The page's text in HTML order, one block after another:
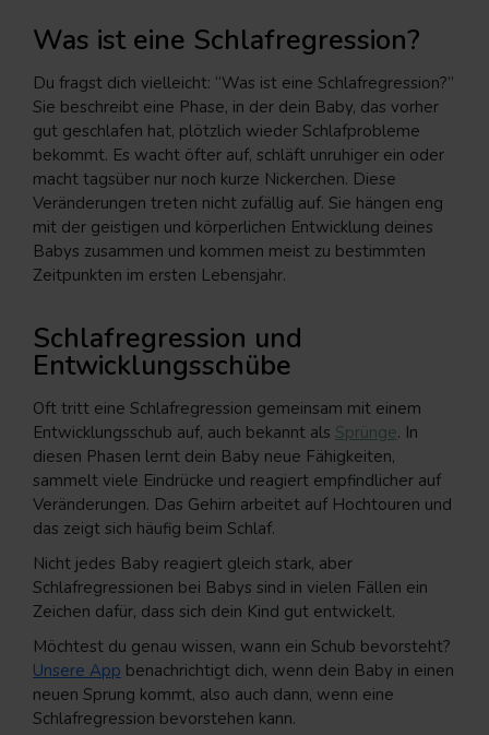
Was ist eine Schlafregression?
Du fragst dich vielleicht: “Was ist eine Schlafregression?”
Sie beschreibt eine Phase, in der dein Baby, das vorher
gut geschlafen hat, plötzlich wieder Schlafprobleme
bekommt. Es wacht öfter auf, schläft unruhiger ein oder
macht tagsüber nur noch kurze Nickerchen. Diese
Veränderungen treten nicht zufällig auf. Sie hängen eng
mit der geistigen und körperlichen Entwicklung deines
Babys zusammen und kommen meist zu bestimmten
Zeitpunkten im ersten Lebensjahr.
Schlafregression und
Entwicklungsschübe
Oft tritt eine Schlafregression gemeinsam mit einem
Entwicklungsschub auf, auch bekannt als Sprünge. In
diesen Phasen lernt dein Baby neue Fähigkeiten,
sammelt viele Eindrücke und reagiert empfindlicher auf
Veränderungen. Das Gehirn arbeitet auf Hochtouren und
das zeigt sich häufig beim Schlaf.
Nicht jedes Baby reagiert gleich stark, aber
Schlafregressionen bei Babys sind in vielen Fällen ein
Zeichen dafür, dass sich dein Kind gut entwickelt.
Möchtest du genau wissen, wann ein Schub bevorsteht?
Unsere App benachrichtigt dich, wenn dein Baby in einen
neuen Sprung kommt, also auch dann, wenn eine
Schlafregression bevorstehen kann.